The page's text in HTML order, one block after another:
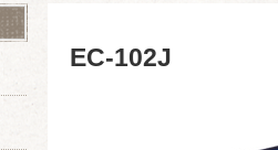
EC-102J